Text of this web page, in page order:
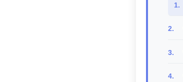
1.
2.
3.
4.